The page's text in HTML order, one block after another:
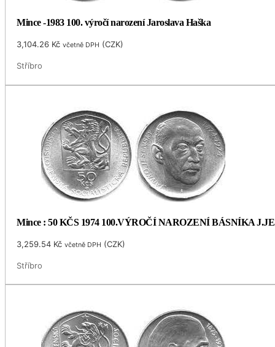
Mince -1983 100. výročí narození Jaroslava Haška
3,104.26 Kč včetně DPH (CZK)
Stříbro
Mince : 50 KČS 1974 100.VÝROČÍ NAROZENÍ BÁSNÍKA
3,259.54 Kč včetně DPH (CZK)
Stříbro